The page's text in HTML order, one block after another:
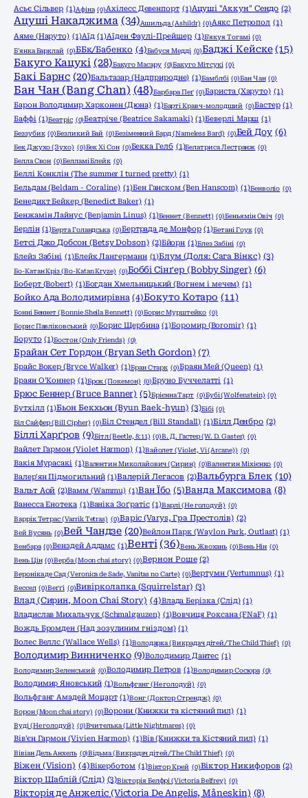
Асьє Сільвер (1)Афіна (0)Ахілесс Девенпорт (1)Ацуші "Аккун" Сендо (2)
Ацуші Накаджима (34)Ашильда (Ashildr) (0)Аякс Петропол (1)
Аяме (Наруто) (1)Аїд (1)Аїден Фаулі-Прейшер (1)Б'якуя Тогамі (0)
Б'янка Барклай (0)ББк/Бабенко (4)Бабуся Медді (0)Баджі Кейске (15)
Бакуго Кацукі (28)Бакуго Масару (0)Бакуго Мітсукі (0)
Бакі Барнс (20)Бальтазар (Надприродне) (1)Бамблбі (0)Бан Чан (0)
Бан Чан (Bang Chan) (48)Барбара Пеґ (0)Бариста (Харуто) (1)
Барон Володимир Харконен (Дюна) (1)Барті Кравч-молодший (0)Бастер (1)
Баффі (1)Беатріс (0)Беатріче (Beatrice Sakamaki) (1)Беверлі Марш (1)
Беззубик (0)Безликий Бай (0)Безіменний Бард (Nameless Bard) (0)Бей Доу (6)
Бек Джухо (Зухо) (0)Бек Хі Сон (0)Бекка Гелб (1)Белатриса Лестранж (0)
Белла Свон (0)Белламі Блейк (0)
Беллі Конклін (The summer I turned pretty) (1)
Бельдам (Beldam - Coraline) (1)Бен Ганском (Ben Hanscom) (1)Бенволіо (0)
Бенедикт Бейкер (Benedict Baker) (1)
Бенжамін Лайнус (Benjamin Linus) (1)Беннет (Bennett) (0)Беньямін Овіч (0)
Берлін (1)Берта Голандська (0)Бертрада де Монфор (1)Бетані Гоук (0)
Бетсі Джо Добсон (Betsy Dobson) (2)Бйорн (1)Блез Забіні (0)
Блейз Забіні (1)Блейк Лангерманн (1)Блум (Доля: Сага Вінкс) (3)
Бо-Катан Кріз (Bo-Katan Kryze) (0)Боббі Сінґер (Bobby Singer) (6)
Боберт (Bobert) (1)Богдан Хмельницький (Вогнем і мечем) (1)
Бойко Ада Володимирівна (4)Бокуто Котаро (11)
Бонні Беннет (Bonnie Sheila Bennett) (0)Борис Мурштейко (0)
Борис Павліковський (0)Борис Щербина (1)Боромир (Boromir) (1)
Боруто (1)Бостон (Only Friends) (0)
Брайан Сет Гордон (Bryan Seth Gordon) (7)
Брайс Вокер (Bryce Walker) (1)Бран Старк (0)Браян Мей (Queen) (1)
Браян О'Коннер (1)Брок (Покемон) (0)Бруно Буччелатті (1)
Брюс Беннер (Bruce Banner) (5)Брієнна Тарт (0)Бубі (Wolfenstein) (0)
Бутхілл (1)Бьон Бекхьон (Byun Baek-hyun) (3)Бібі (0)
Біл Сайфер (Bill Cipher) (0)Біл Стендел (Bill Standall) (1)Білл Денбро (2)
Біллі Харґров (9)Бітл (Beetle, 8:11) (0)В. Д. Гастер (W. D. Gaster) (0)
Вайлет Гармон (Violet Harmon) (1)Вайолет (Violet, Vi (Arcane)) (0)
Вакія Мурасакі (1)Валентин Миколайович (Сирин) (0)Валентин Міхієнко (0)
Валер'ян Підмогильний (1)Валерій Легасов (2)Вальбурга Блек (10)
Вальт Аой (2)Вамм (Wammu) (1)Ван Їбо (5)Ванда Максимова (8)
Ванесса Енотека (1)Ваніка Зоґратіс (1)Варлі (Не голодуй) (0)
Варрік Тетрас (Varrik Tetras) (0)Варіс (Varys, Гра Престолів) (2)
Вей Вусянь (0)Вей Чандзе (20)Вейлон Парк (Waylon Park, Outlast) (1)
Венбара (0)Венздей Аддамс (1)Венті (36)Вень Жвохань (0)Вень Нін (0)
Вень Цін (0)Верба (Moon chai story) (0)Вернон Роше (2)
Вероніка де Сад (Veronica de Sade, Vanitas no Carte) (0)Вертумн (Vertumnus) (1)
Вессел (0)Веґґі (0)Вивірколапка (Squirrelstar) (3)
Влад (Сирин, Moon Chai Story) (4)Влада Берізка (Слід) (1)
Владислав Михальчук (Schmalgauzen) (1)Вовчиця Роксана (FNaF) (1)
Вождь Бромден (Над зозулиним гніздом) (1)
Волес Веллс (Wallace Wells) (1)Володарка (Викрадач дітей/The Child Thief) (0)
Володимир Винниченко (9)Володимир Дантес (1)
Володимир Зеленський (0)Володимир Петров (1)Володимир Сосюра (0)
Володимир Яновський (1)Вольфганг (Не голодуй) (0)
Вольфганг Амадей Моцарт (1)Вонг (Доктор Стрендж) (0)
Ворон (Moon chai story) (0)Ворони (Книжки та кістяний пил) (1)
Вуді (Не голодуй) (0)Вчителька (Little Nightmares) (0)
Вів'єн Гармон (Vivien Harmon) (1)Вів (Книжки та Кістяний пил) (1)
Вівіан Дель Анхель (0)Відьма (Викрадач дітей/The Child Thief) (0)
Віжен (Vision) (4)Вікерботом (1)Віктор Крей (0)Віктор Никифоров (2)
Віктор Шаблій (Слід) (3)Вікторія Белфрі (Victoria Belfrey) (0)
Вікторія де Анжеліс (Victoria De Angelis, Måneskin) (8)